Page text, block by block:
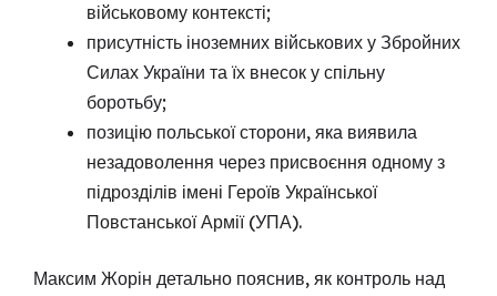
військовому контексті;
присутність іноземних військових у Збройних
Силах України та їх внесок у спільну
боротьбу;
позицію польської сторони, яка виявила
незадоволення через присвоєння одному з
підрозділів імені Героїв Української
Повстанської Армії (УПА).
Максим Жорін детально пояснив, як контроль над